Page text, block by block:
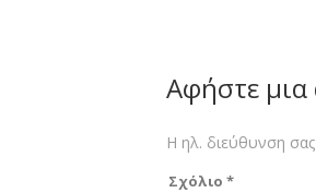
Αφήστε
Η ηλ. διεύθυνση
Σχόλιο *